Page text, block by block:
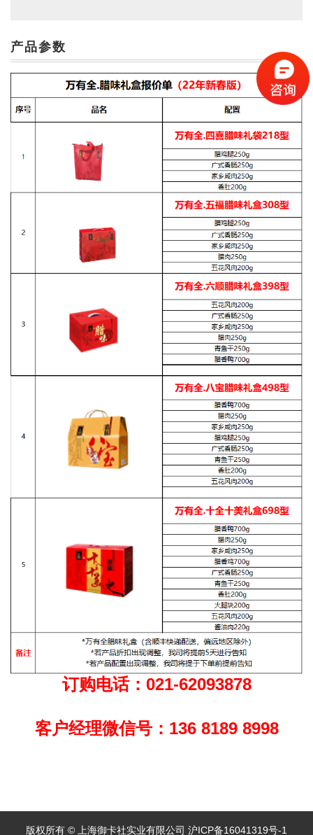
产品参数
订购电话：021-62093878
客户经理微信号：136 8189 8998
版权所有 © 上海御卡社实业有限公司 沪ICP备16041319号-1